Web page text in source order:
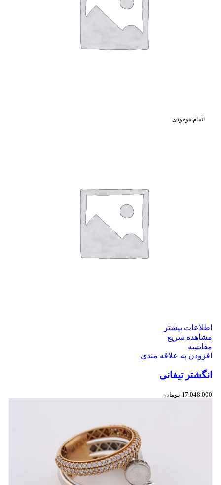
اتمام موجودی
اطلاعات بیشتر
مشاهده سریع
مقایسه
افزودن به علاقه مندی
انگشتر تیفانی
17,048,000 تومان